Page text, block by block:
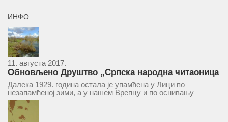
ИНФО
11. августа 2017.
Обновљено Друштво „Српска народна читаоница
и књижница“ у Врепцу
Далека 1929. година остала је упамћена у Лици по
незапамћеној зими, а у нашем Врепцу и по оснивању
Друштва „Српска народна читаоница и књижница у
Врепцу“. Потакнути потребом за културним и духовним
уздизањем група...